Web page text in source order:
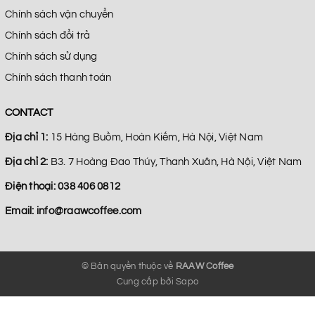
Chính sách vận chuyển
Chính sách đổi trả
Chính sách sử dụng
Chính sách thanh toán
CONTACT
Địa chỉ 1: 15 Hàng Buồm, Hoàn Kiếm, Hà Nội, Việt Nam
Địa chỉ 2: B3. 7 Hoàng Đao Thúy, Thanh Xuân, Hà Nội, Việt Nam
Điện thoại: 038 406 0812
Email: info@raawcoffee.com
© Bản quyền thuộc về RAAW Coffee
Cung cấp bởiSapo